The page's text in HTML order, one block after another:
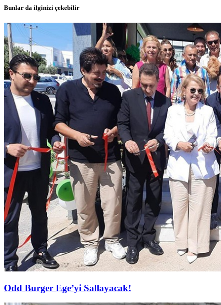
Bunlar da ilginizi çekebilir
Odd Burger Ege’yi Sallayacak!